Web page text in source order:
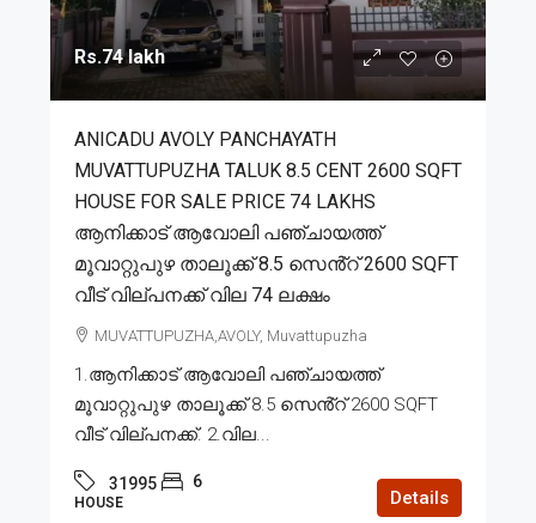
Rs.74 lakh
ANICADU AVOLY PANCHAYATH
MUVATTUPUZHA TALUK 8.5 CENT 2600 SQFT
HOUSE FOR SALE PRICE 74 LAKHS
ആനിക്കാട് ആവോലി പഞ്ചായത്ത്
മൂവാറ്റുപുഴ താലൂക്ക് 8.5 സെൻ്റ് 2600 SQFT
വീട് വില്പനക്ക് വില 74 ലക്ഷം
MUVATTUPUZHA,AVOLY, Muvattupuzha
1.ആനിക്കാട് ആവോലി പഞ്ചായത്ത്
മൂവാറ്റുപുഴ താലൂക്ക് 8.5 സെൻ്റ് 2600 SQFT
വീട് വില്പനക്ക്. 2.വില...
31995 6
HOUSE Details